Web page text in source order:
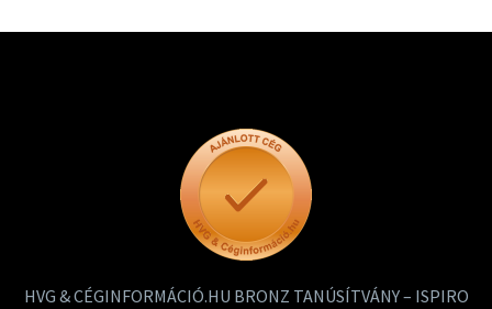
tekintettel eljuthassunk
HVG & CÉGINFORMÁCIÓ.HU BRONZ TANÚSÍTVÁNY – ISPIRO